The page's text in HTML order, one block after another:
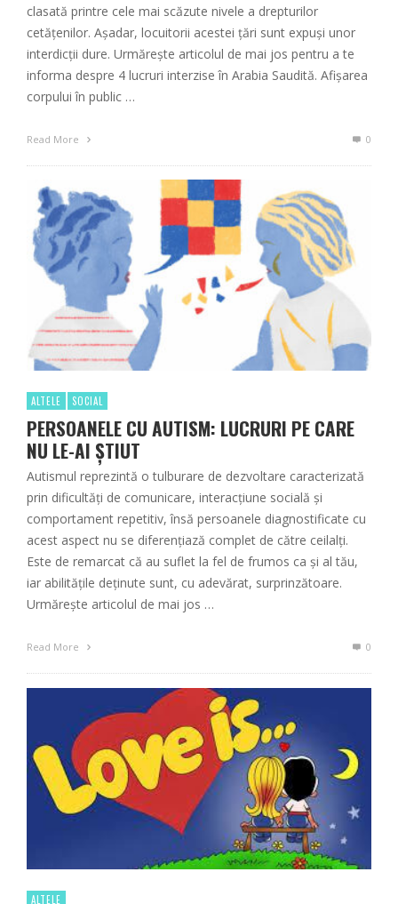
clasată printre cele mai scăzute nivele a drepturilor
cetățenilor. Așadar, locuitorii acestei țări sunt expuși unor
interdicții dure. Urmărește articolul de mai jos pentru a te
informa despre 4 lucruri interzise în Arabia Saudită. Afișarea
corpului în public …
Read More 0
ALTELE SOCIAL
PERSOANELE CU AUTISM: LUCRURI PE CARE
NU LE-AI ȘTIUT
Autismul reprezintă o tulburare de dezvoltare caracterizată
prin dificultăți de comunicare, interacțiune socială și
comportament repetitiv, însă persoanele diagnostificate cu
acest aspect nu se diferențiază complet de către ceilalți.
Este de remarcat că au suflet la fel de frumos ca și al tău,
iar abilitățile deținute sunt, cu adevărat, surprinzătoare.
Urmărește articolul de mai jos …
Read More 0
ALTELE